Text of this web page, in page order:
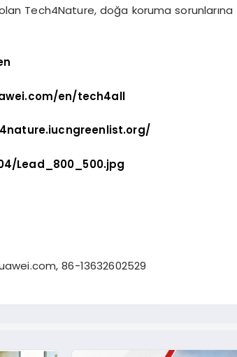
Tech4Nature, doğa koruma sorunlarına
en/tech4all
Lead_800_500.jpg
, 86-13632602529